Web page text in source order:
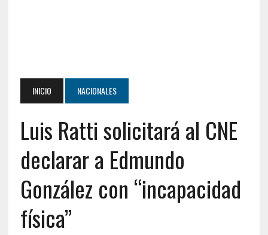
INICIO NACIONALES
Luis Ratti solicitará al CNE
declarar a Edmundo
González con “incapacidad
física”